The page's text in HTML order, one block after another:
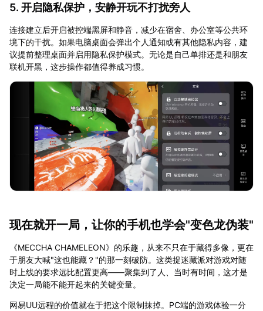
5. 开启隐私保护，安静开玩不打扰旁人
连接建立后开启被控端黑屏和静音，减少在宿舍、办公室等公共环
境下的干扰。如果电脑桌面会弹出个人通知或有其他隐私内容，建
议提前整理桌面并启用隐私保护模式。无论是自己单排还是和朋友
联机开黑，这步操作都值得养成习惯。
现在就开一局，让你的手机也学会"变色龙伪装"
《MECCHA CHAMELEON》的乐趣，从来不只在于藏得多像，更在
于朋友大喊"这也能藏？"的那一刻破防。这类捉迷藏派对游戏对随
时上线的要求远比配置更高——聚集到了人、当时有时间，这才是
决定一局能不能开起来的关键变量。
网易UU远程的价值就在于把这个限制抹掉。PC端的游戏体验一分